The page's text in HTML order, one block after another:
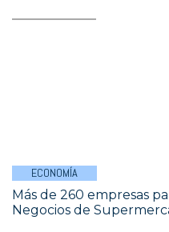
ECONOMÍA
Más de 260 empresas
Negocios de